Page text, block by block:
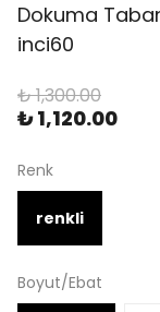
Dokuma
inci60
₺ 1,300.00
₺ 1,120.00
Renk
renkli
Boyut/Ebat